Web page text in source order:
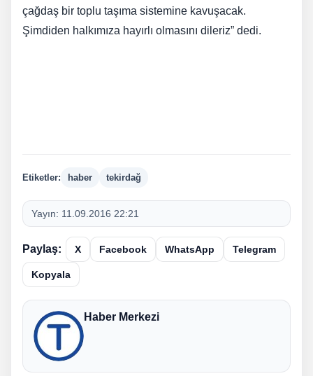
çağdaş bir toplu taşıma sistemine kavuşacak.
Şimdiden halkımıza hayırlı olmasını dileriz” dedi.
Etiketler: haber tekirdağ
Yayın: 11.09.2016 22:21
Paylaş: X Facebook WhatsApp Telegram
Kopyala
Haber Merkezi